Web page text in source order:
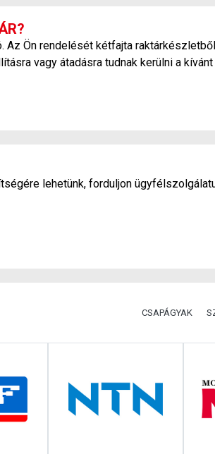
Az Ön rendelését kétfajta
vagy átadásra tudnak kerülni a
lehetünk, forduljon
CSAPÁGYAK